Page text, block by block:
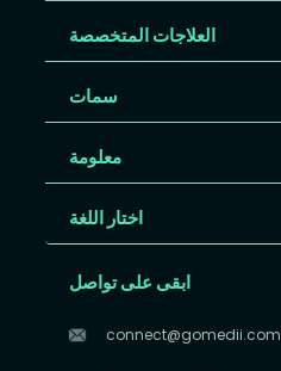
العلاجات المتخصصة
سمات
معلومة
اختار اللغة
ابقى على تواصل
connect@gomedii.com